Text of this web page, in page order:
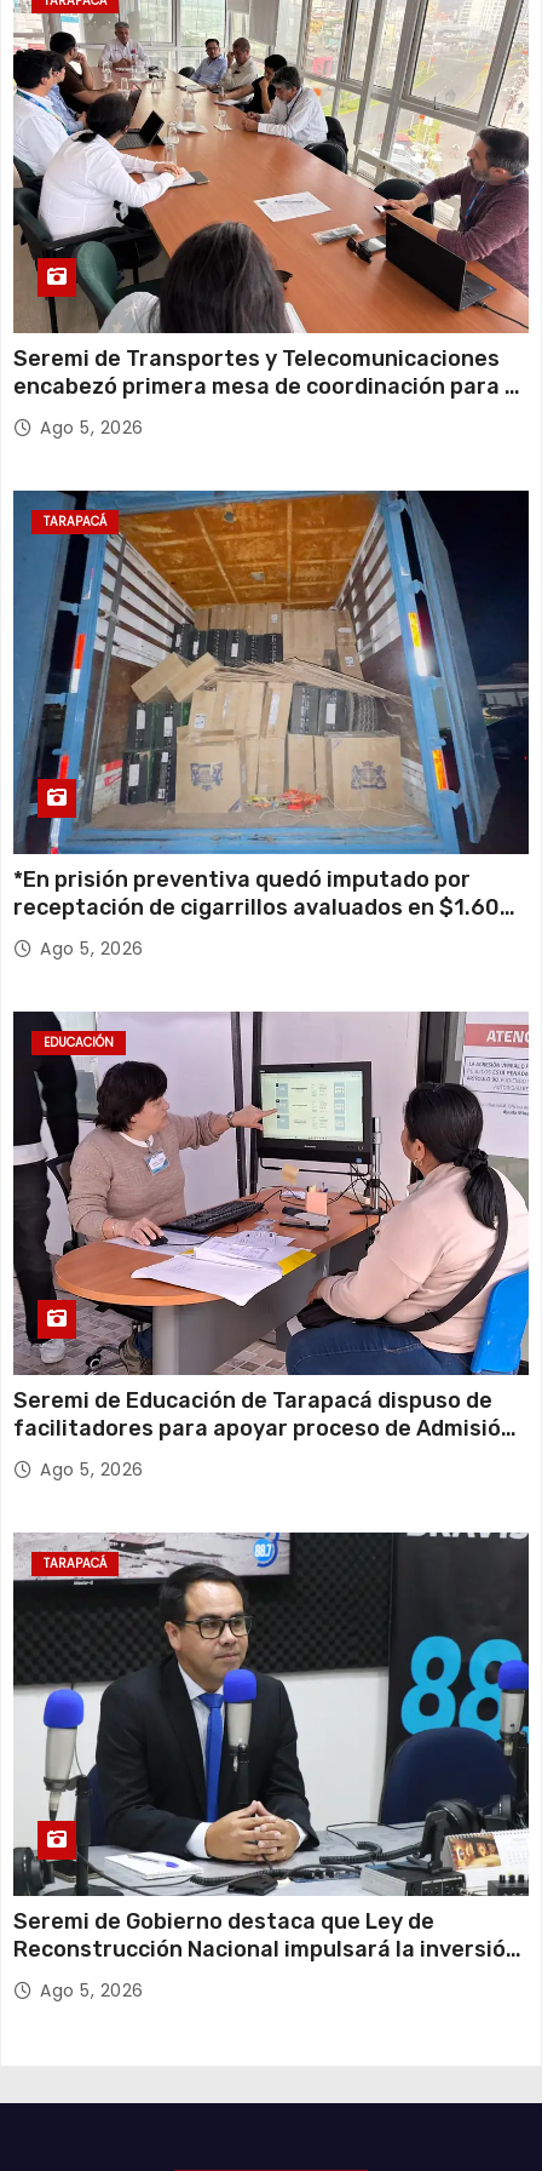
12 de agosto
Miércoles 23°C 18°C
Seremi de Transportes y Telecomunicaciones
encabezó primera mesa de coordinación para el
retiro de cables en desuso en Iquique
Ago 5, 2026
TARAPACÁ
*En prisión preventiva quedó imputado por
receptación de cigarrillos avaluados en $1.600
millones*
Ago 5, 2026
EDUCACIÓN
Seremi de Educación de Tarapacá dispuso de
facilitadores para apoyar proceso de Admisión
Escolar 2027
Ago 5, 2026
TARAPACÁ
Seremi de Gobierno destaca que Ley de
Reconstrucción Nacional impulsará la inversión
y el empleo en Tarapacá
Ago 5, 2026